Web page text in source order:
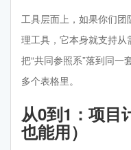
工具层面上，如果你们
理工具，它本身就支持
把“共同参照系”落到同一
多个表格里。
从0到1：项目
也能用）